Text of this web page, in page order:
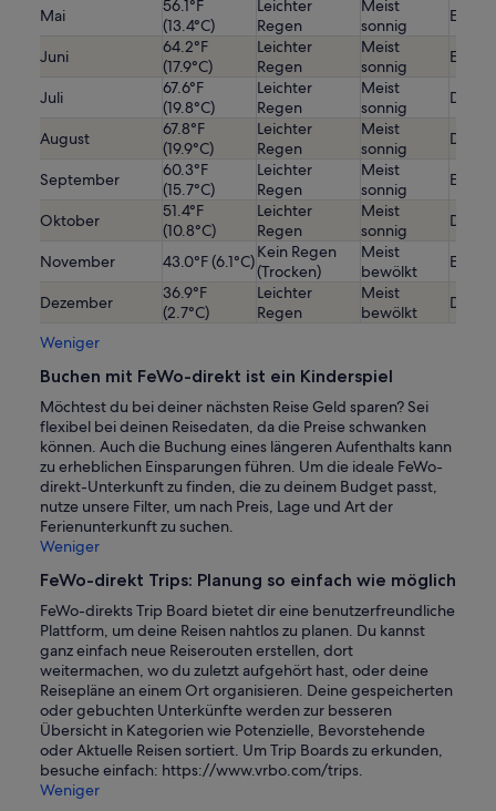
Mai
56.1°F
(13.4°C)
Leichter
Regen
Meist
sonnig
Juni
64.2°F
(17.9°C)
Leichter
Regen
Meist
sonnig
Juli
67.6°F
(19.8°C)
Leichter
Regen
Meist
sonnig
August
67.8°F
(19.9°C)
Leichter
Regen
Meist
sonnig
September
60.3°F
(15.7°C)
Leichter
Regen
Meist
sonnig
Etwas
Oktober
51.4°F
(10.8°C)
Leichter
Regen
Meist
sonnig
November 43.0°F (6.1°C)Kein Regen
(Trocken)
Meist
bewölkt
Dezember
36.9°F
(2.7°C)
Leichter
Regen
Meist
bewölkt
Weniger
Buchen mit FeWo-direkt ist ein Kinderspiel
Möchtest du bei deiner nächsten Reise Geld sparen? Sei
flexibel bei deinen Reisedaten, da die Preise schwanken
können. Auch die Buchung eines längeren Aufenthalts kann
zu erheblichen Einsparungen führen. Um die ideale FeWo-
direkt-Unterkunft zu finden, die zu deinem Budget passt,
nutze unsere Filter, um nach Preis, Lage und Art der
Ferienunterkunft zu suchen.
Weniger
FeWo-direkt Trips: Planung so einfach wie möglich
FeWo-direkts Trip Board bietet dir eine benutzerfreundliche
Plattform, um deine Reisen nahtlos zu planen. Du kannst
ganz einfach neue Reiserouten erstellen, dort
weitermachen, wo du zuletzt aufgehört hast, oder deine
Reisepläne an einem Ort organisieren. Deine gespeicherten
oder gebuchten Unterkünfte werden zur besseren
Übersicht in Kategorien wie Potenzielle, Bevorstehende
oder Aktuelle Reisen sortiert. Um Trip Boards zu erkunden,
besuche einfach: https://www.vrbo.com/trips.
Weniger